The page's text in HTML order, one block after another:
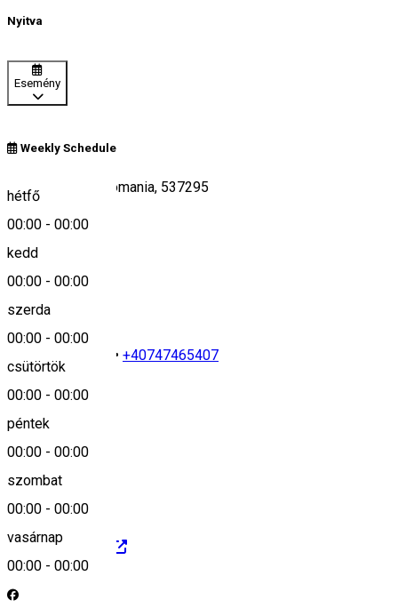
Nyitva
Esemény
Weekly Schedule
hétfő
00:00 - 00:00
kedd
00:00 - 00:00
szerda
00:00 - 00:00
csütörtök
00:00 - 00:00
péntek
00:00 - 00:00
szombat
00:00 - 00:00
vasárnap
00:00 - 00:00
42, Mádéfalva, Romania, 537295
Keresd térképen
• +40747465407
info@amade.ro
https://amade.ro